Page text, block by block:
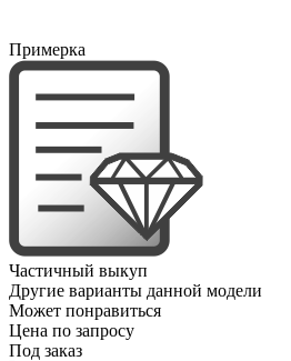
Примерка
Частичный выкуп
Другие варианты данной модели
Может понравиться
Цена по запросу
Под заказ